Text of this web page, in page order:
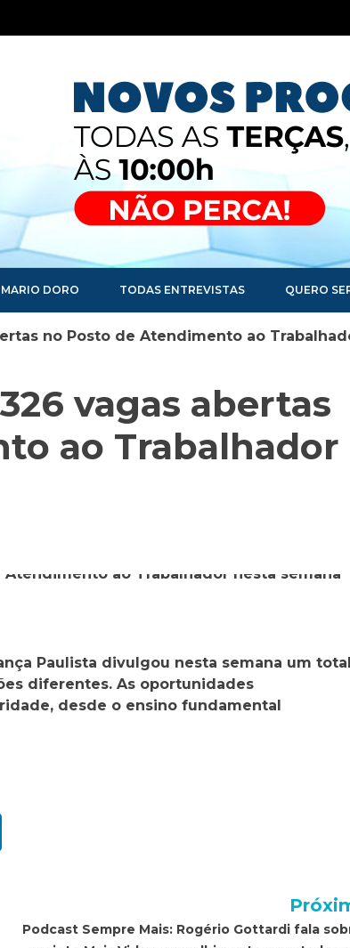
DORO TODAS ENTREVISTAS QUERO
no Posto de Atendimento ao
vagas abertas
ao Trabalhador
Paulista divulgou nesta semana um total
diferentes. As oportunidades
desde o ensino fundamental
Podcast Sempre Mais: Rogério Gottardi fala